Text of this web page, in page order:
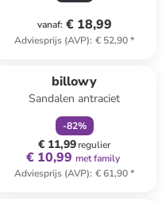
vanaf: € 18,99
Adviesprijs (AVP): € 52,90*
billowy
Sandalen antraciet
-82%
€ 11,99regulier
€ 10,99 met family
Adviesprijs (AVP): € 61,90*